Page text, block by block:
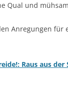
Qual und
Anregungen für
Raus aus der